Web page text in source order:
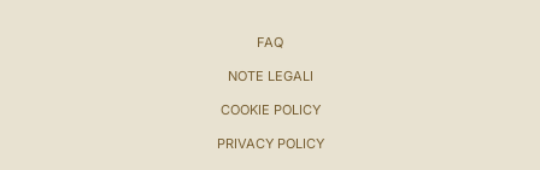
FAQ
NOTE LEGALI
COOKIE POLICY
PRIVACY POLICY